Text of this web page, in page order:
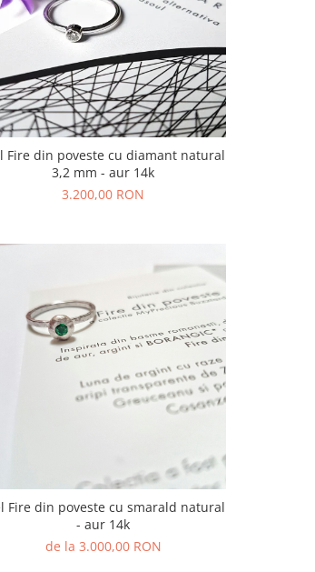
Fire din poveste cu diamant natural
3,2 mm - aur 14k
3.200,00 RON
Fire din poveste cu smarald natural
- aur 14k
de la 3.000,00 RON